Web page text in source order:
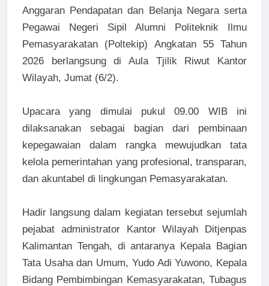
Anggaran Pendapatan dan Belanja Negara serta
Pegawai Negeri Sipil Alumni Politeknik Ilmu
Pemasyarakatan (Poltekip) Angkatan 55 Tahun
2026 berlangsung di Aula Tjilik Riwut Kantor
Wilayah, Jumat (6/2).
Upacara yang dimulai pukul 09.00 WIB ini
dilaksanakan sebagai bagian dari pembinaan
kepegawaian dalam rangka mewujudkan tata
kelola pemerintahan yang profesional, transparan,
dan akuntabel di lingkungan Pemasyarakatan.
Hadir langsung dalam kegiatan tersebut sejumlah
pejabat administrator Kantor Wilayah Ditjenpas
Kalimantan Tengah, di antaranya Kepala Bagian
Tata Usaha dan Umum, Yudo Adi Yuwono, Kepala
Bidang Pembimbingan Kemasyarakatan, Tubagus